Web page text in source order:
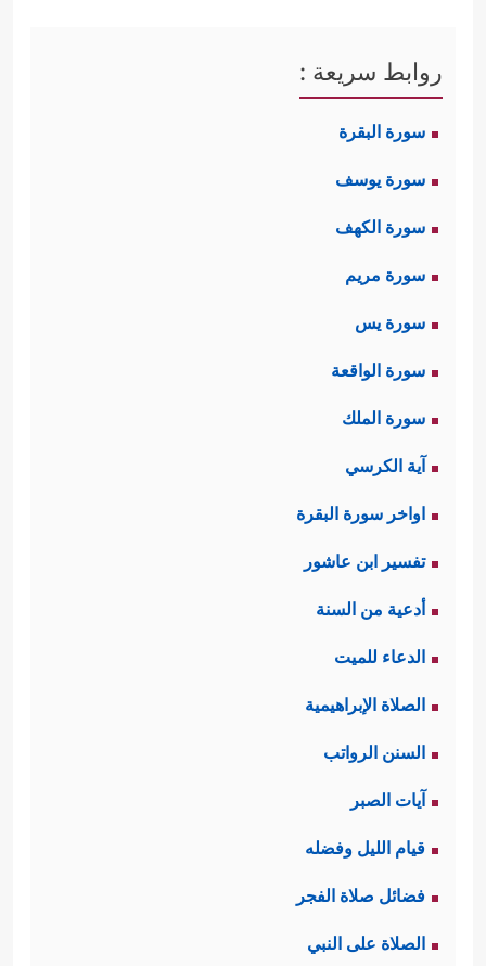
روابط سريعة :
سورة البقرة
سورة يوسف
سورة الكهف
سورة مريم
سورة يس
سورة الواقعة
سورة الملك
آية الكرسي
اواخر سورة البقرة
تفسير ابن عاشور
أدعية من السنة
الدعاء للميت
الصلاة الإبراهيمية
السنن الرواتب
آيات الصبر
قيام الليل وفضله
فضائل صلاة الفجر
الصلاة على النبي